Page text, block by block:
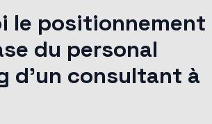
le positionnement
du personal
d'un consultant à